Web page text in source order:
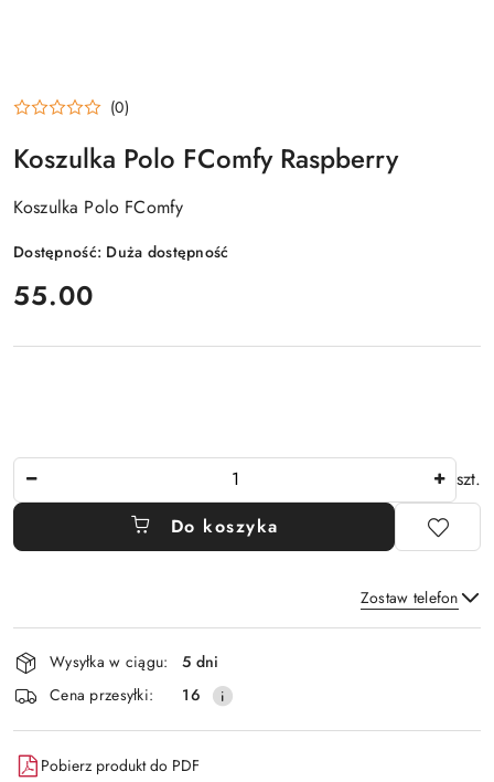
(0)
Koszulka Polo FComfy Raspberry
Koszulka Polo FComfy
Dostępność: Duża dostępność
cena:
55.00
szt.
Do koszyka
Zostaw telefon
Wyślij
Dostępność
i
dostawa
Wysyłka w ciągu:
5 dni
Cena przesyłki:
16
Pobierz produkt do PDF